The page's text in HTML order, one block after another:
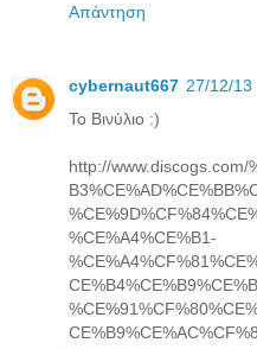
Απάντηση
cybernaut667 27/12/13
Το Βινύλιο :)
http://www.discogs.com/
%CE%A4%CE%B1-